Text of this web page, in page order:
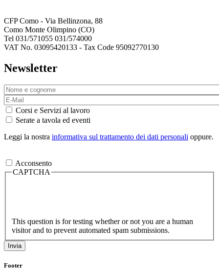
CFP Como - Via Bellinzona, 88
Como Monte Olimpino (CO)
Tel 031/571055 031/574000
VAT No. 03095420133 - Tax Code 95092770130
Newsletter
Corsi e Servizi al lavoro
Serate a tavola ed eventi
Leggi la nostra informativa sul trattamento dei dati personali oppure.
Acconsento
CAPTCHA
This question is for testing whether or not you are a human
visitor and to prevent automated spam submissions.
Footer